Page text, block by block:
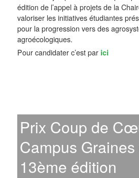
édition de l’appel à projets de la
valoriser les initiatives étudiantes
pour la progression vers des
agroécologiques.
Pour candidater c’est par ici
Prix Coup de
Campus Graines
13ème édition